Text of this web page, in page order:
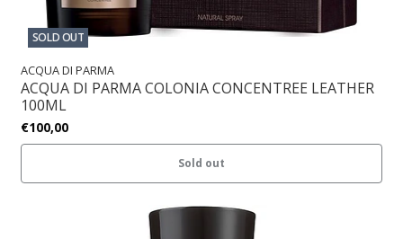
SOLD OUT
ACQUA DI PARMA
ACQUA DI PARMA COLONIA CONCENTREE LEATHER
100ML
€100,00
Sold out